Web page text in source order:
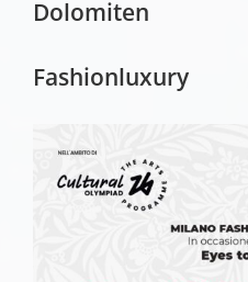
Dolomiten
Fashionluxury